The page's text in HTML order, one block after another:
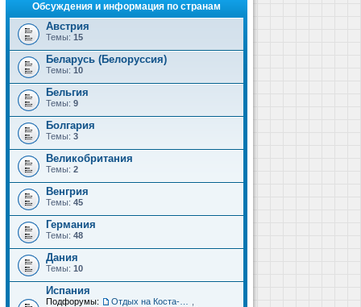
Обсуждения и информация по странам
Австрия
Темы: 15
Беларусь (Белоруссия)
Темы: 10
Бельгия
Темы: 9
Болгария
Темы: 3
Великобритания
Темы: 2
Венгрия
Темы: 45
Германия
Темы: 48
Дания
Темы: 10
Испания
Подфорумы: